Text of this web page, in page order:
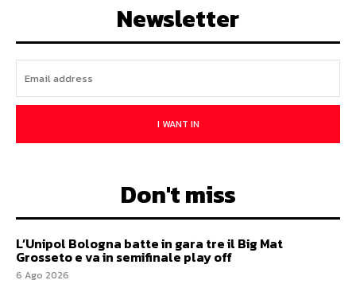
Newsletter
I WANT IN
Don't miss
L’Unipol Bologna batte in gara tre il Big Mat
Grosseto e va in semifinale play off
6 Ago 2026